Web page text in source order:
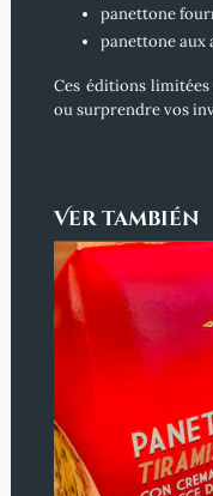
panettone
panettone aux
Ces éditions
ou surprendre vos
Ver también